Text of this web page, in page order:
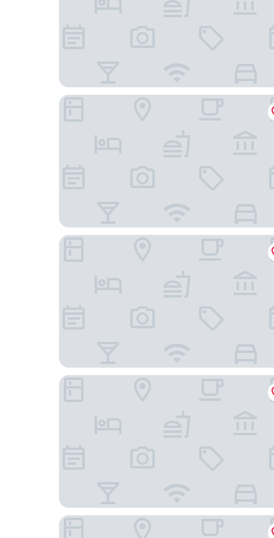
Harry's Bar Trevi Hotel & Restaurant
Hotel San Silvestro
Palazzo Talìa - Small Luxury Hotels of the World
Palazzo Roma - The Leading Hotels of the World